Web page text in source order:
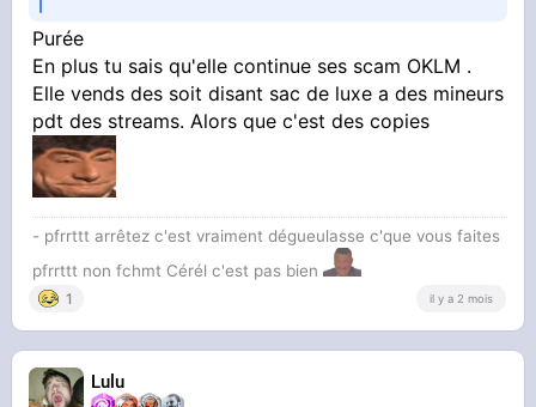
Purée
En plus tu sais qu'elle continue ses scam OKLM .
Elle vends des soit disant sac de luxe a des mineurs
pdt des streams. Alors que c'est des copies
- pfrrttt arrêtez c'est vraiment dégueulasse c'que vous faites
pfrrttt non fchmt Cérél c'est pas bien
1 il y a 2 mois
Lulu